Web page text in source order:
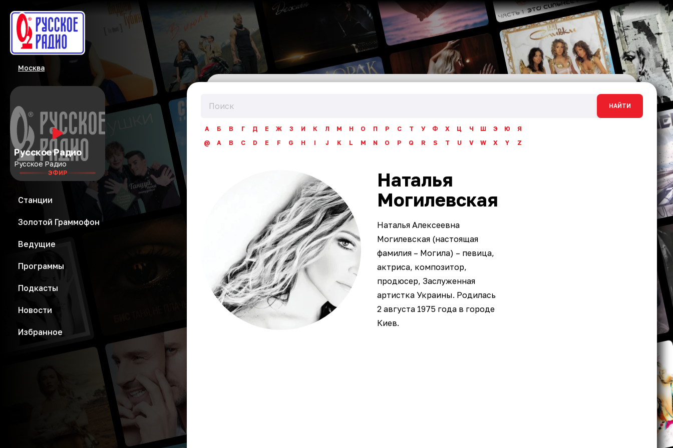
Москва
Русское Радио
Русское Радио
ЭФИР
Станции
Золотой Граммофон
Ведущие
Программы
Подкасты
Новости
Избранное
НАЙТИ
А Б В Г Д Е Ж З И К Л М Н О П Р С Т У Ф Х Ц Ч Ш Э Ю
Я
@
A B C D E F G H I J K L M N O P Q R S T U V W X Y Z
Наталья
Могилевская
Наталья Алексеевна
Могилевская (настоящая
фамилия – Могила) – певица,
актриса, композитор,
продюсер, Заслуженная
артистка Украины. Родилась
2 августа 1975 года в городе
Киев.